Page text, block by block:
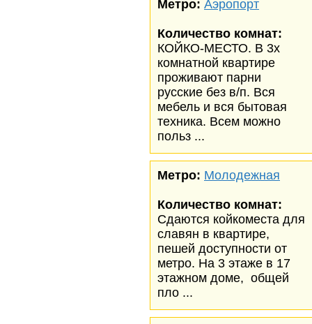
Метро: Аэропорт
Количество комнат:
КОЙКО-МЕСТО. В 3х
комнатной квартире
проживают парни
русские без в/п. Вся
мебель и вся бытовая
техника. Всем можно
польз ...
Метро: Молодежная
Количество комнат:
Сдаются койкоместа для
славян в квартире,
пешей доступности от
метро. На 3 этаже в 17
этажном доме, общей
пло ...